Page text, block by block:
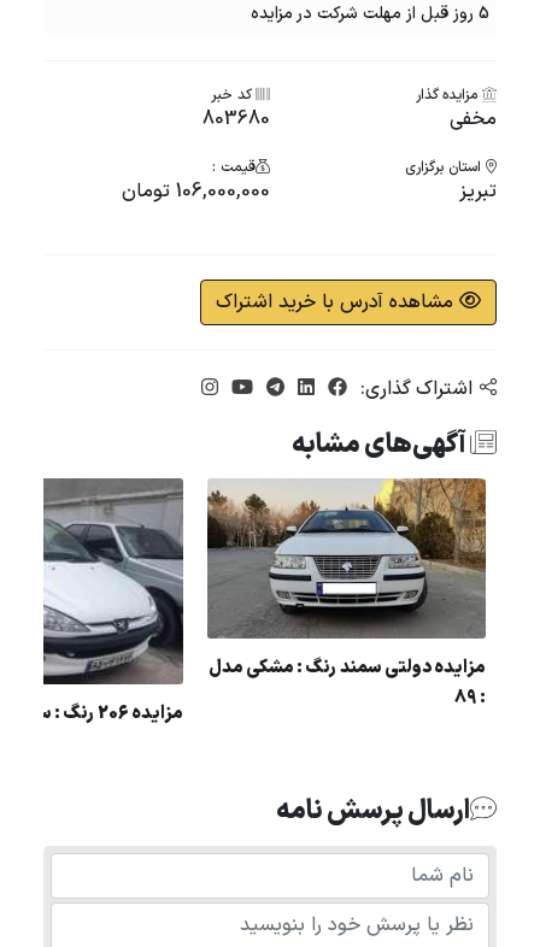
5 روز قبل از مهلت شرکت در مزایده
مزایده گذار
مخفی
کد خبر
803680
استان برگزاری
تبریز
قیمت :
106,000,000 تومان
مشاهده آدرس با خرید اشتراک
اشتراک گذاری:
آگهی‌های مشابه
مزایده 206 رنگ : سفید مدل : 95
مزایده دولتی سمند رنگ : مشکی مدل
: 89
ارسال پرسش نامه